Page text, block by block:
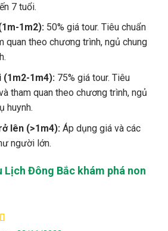
7 tuổi.
1m2): 50% giá tour. Tiêu chuẩn
quan theo chương trình, ngủ chung
(1m2-1m4): 75% giá tour. Tiêu
tham quan theo chương trình, ngủ
huynh.
lên (>1m4): Áp dụng giá và các
người lớn.
Lịch Đông Bắc khám phá non